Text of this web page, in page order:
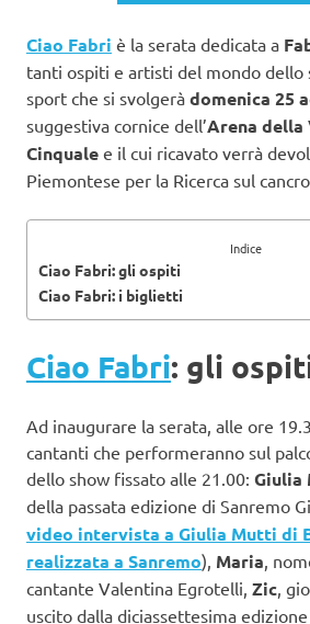
Ciao Fabri è la serata dedicata a
tanti ospiti e artisti del mondo dello
sport che si svolgerà domenica 25
suggestiva cornice dell’Arena della
Cinquale e il cui ricavato verrà
Piemontese per la Ricerca sul
Indice
Ciao Fabri: gli ospiti
Ciao Fabri: i biglietti
Ciao Fabri: gli
Ad inaugurare la serata, alle ore
cantanti che performeranno sul
dello show fissato alle 21.00: Giulia
della passata edizione di Sanremo
video intervista a Giulia Mutti di
realizzata a Sanremo), Maria ,
cantante Valentina Egrotelli, Zic ,
uscito dalla diciassettesima